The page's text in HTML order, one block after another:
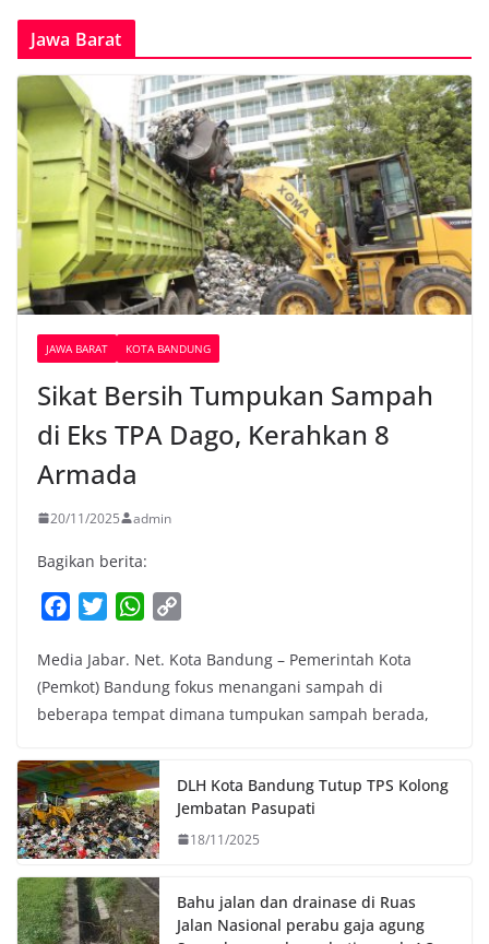
Jawa Barat
JAWA BARAT KOTA BANDUNG
Sikat Bersih Tumpukan Sampah
di Eks TPA Dago, Kerahkan 8
Armada
20/11/2025 admin
Bagikan berita:
c
e
b
o
k
i
t
t
r
W
a
t
s
p
p
p
y
L
n
k
Media Jabar. Net. Kota Bandung – Pemerintah Kota
(Pemkot) Bandung fokus menangani sampah di
beberapa tempat dimana tumpukan sampah berada,
DLH Kota Bandung Tutup TPS Kolong
Jembatan Pasupati
18/11/2025
Bahu jalan dan drainase di Ruas
Jalan Nasional perabu gaja agung